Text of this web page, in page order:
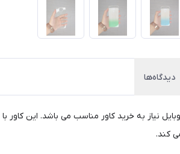
دیدگاه‌ها
نیاز به خرید کاور مناسب می باشد. این
کند.